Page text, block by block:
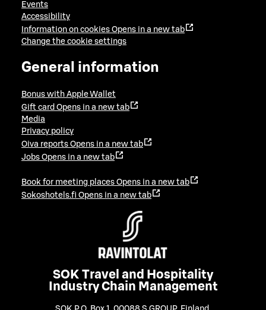
Events
Accessibility
Information on cookies Opens in a new tab
Change the cookie settings
General information
Bonus with Apple Wallet
Gift card Opens in a new tab
Media
Privacy policy
Oiva reports Opens in a new tab
Jobs Opens in a new tab
Book for meeting places Opens in a new tab
Sokoshotels.fi Opens in a new tab
SOK Travel and Hospitality
Industry Chain Management